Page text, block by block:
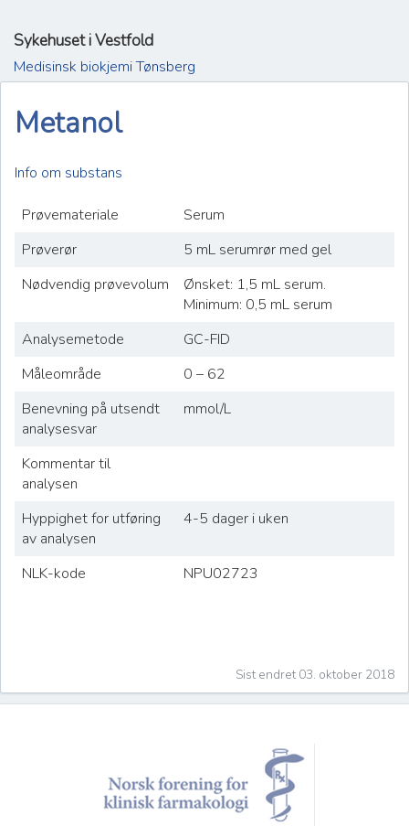
Sykehuset i Vestfold
Medisinsk biokjemi Tønsberg
Metanol
Info om substans
Prøvemateriale
Serum
Prøverør
5 mL serumrør med gel
Nødvendig prøvevolum
Ønsket: 1,5 mL serum.
Minimum: 0,5 mL serum
Analysemetode
GC-FID
Måleområde
0 – 62
Benevning på utsendt
analysesvar
mmol/L
Kommentar til
analysen
Hyppighet for utføring
av analysen
4-5 dager i uken
NLK-kode NPU02723
Sist endret 03. oktober 2018